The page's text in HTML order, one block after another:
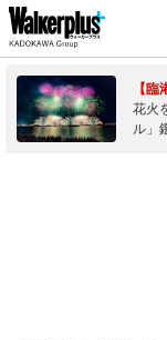
【
花火
ル」